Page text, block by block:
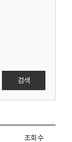
검색
조회수